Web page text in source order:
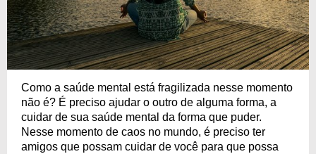
Como a saúde mental está fragilizada nesse momento
não é? É preciso ajudar o outro de alguma forma, a
cuidar de sua saúde mental da forma que puder.
Nesse momento de caos no mundo, é preciso ter
amigos que possam cuidar de você para que possa